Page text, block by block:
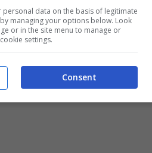
data on the basis of legitimate
managing your options below. Look
or in the site menu to manage or
settings.
Consent